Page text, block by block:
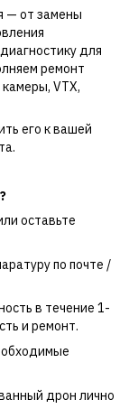
— от замены
для
ремонт
VTX,
его к вашей
оставьте
по почте /
в течение 1-
и ремонт.
дрон лично